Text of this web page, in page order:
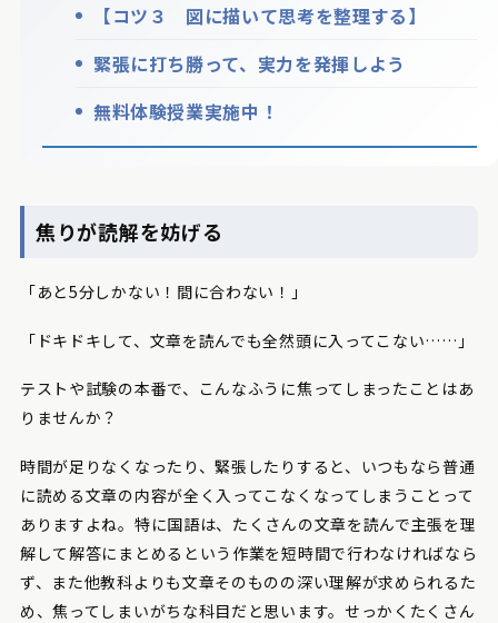
【コツ３ 図に描いて思考を整理する】
緊張に打ち勝って、実力を発揮しよう
無料体験授業実施中！
焦りが読解を妨げる
「あと5分しかない！間に合わない！」
「ドキドキして、文章を読んでも全然頭に入ってこない……」
テストや試験の本番で、こんなふうに焦ってしまったことはあ
りませんか？
時間が足りなくなったり、緊張したりすると、いつもなら普通
に読める文章の内容が全く入ってこなくなってしまうことって
ありますよね。特に国語は、たくさんの文章を読んで主張を理
解して解答にまとめるという作業を短時間で行わなければなら
ず、また他教科よりも文章そのものの深い理解が求められるた
め、焦ってしまいがちな科目だと思います。せっかくたくさん